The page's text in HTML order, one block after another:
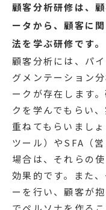
顧客分析研修は、
ータから、顧客に
法を学ぶ研修です。
顧客分析には、パ
グメンテーション
ークが存在します
クを学んでもらい
重ねてもらいまし
ツール）やSFA（
場合は、それらの
効果的です。また
ーを行い、顧客が